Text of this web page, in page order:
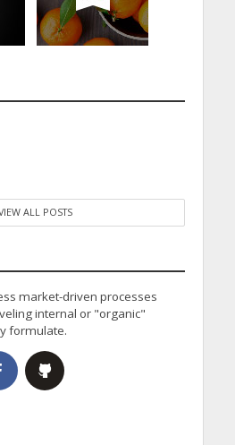
ALL POSTS
market-driven processes
internal or "organic"
formulate.